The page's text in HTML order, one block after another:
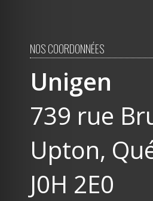
NOS COORDONNÉES
Unigen
739 rue
Upton,
J0H 2E0